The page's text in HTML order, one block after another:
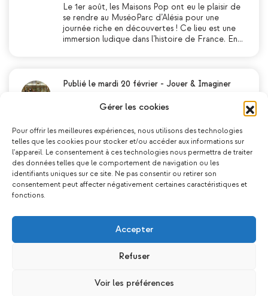
Gérer les cookies
Pour offrir les meilleures expériences, nous utilisons des technologies
telles que les cookies pour stocker et/ou accéder aux informations sur
l'appareil. Le consentement à ces technologies nous permettra de traiter
des données telles que le comportement de navigation ou les
identifiants uniques sur ce site. Ne pas consentir ou retirer son
consentement peut affecter négativement certaines caractéristiques et
fonctions.
Accepter
Refuser
Voir les préférences
Le 1er août, les Maisons Pop ont eu le plaisir de
se rendre au MuséoParc d’Alésia pour une
journée riche en découvertes ! Ce lieu est une
immersion ludique dans l’histoire de France. En…
Publié le mardi 20 février - Jouer & Imaginer
pour les jeunes improvisateurs
improvisateurs des deux collèges de Chenôve
ont démontré leur maîtrise de l’art de
l’improvisation théâtrale au travers de deux rep…
Samedi 9 novembre au matin, à la bibliothèque a
eu lieu la projection du film « Les roues de
l’avenir » devant une trentaine de personnes. Un